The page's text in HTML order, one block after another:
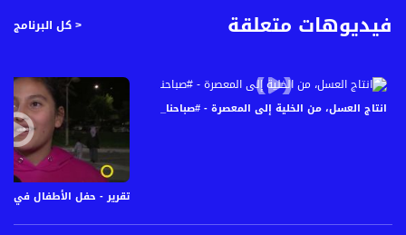
فيديوهات متعلقة < كل البرنامج
تقرير - حفل الأطفال في النقب ، ياسر
انتاج العسل، من الخلية إلى المعصرة - #صباحنا_غير- الحلقة كاملة -2-5-2016- قناة مساواة الفضائية